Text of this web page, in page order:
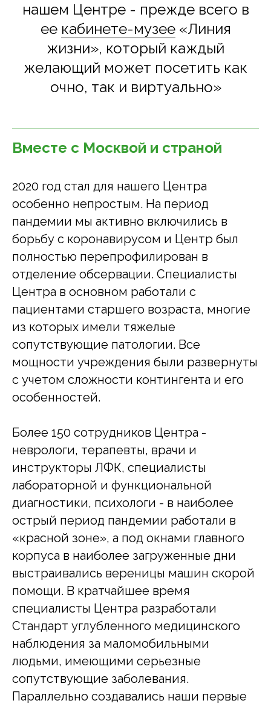
нашем Центре - прежде всего в
ее кабинете-музее«Линия
жизни», который каждый
желающий может посетить как
очно, так и виртуально»
Вместе с Москвой и страной
2020 год стал для нашего Центра
особенно непростым. На период
пандемии мы активно включились в
борьбу с коронавирусом и Центр был
полностью перепрофилирован в
отделение обсервации. Специалисты
Центра в основном работали с
пациентами старшего возраста, многие
из которых имели тяжелые
сопутствующие патологии. Все
мощности учреждения были развернуты
с учетом сложности контингента и его
особенностей.
Более 150 сотрудников Центра -
неврологи, терапевты, врачи и
инструкторы ЛФК, специалисты
лабораторной и функциональной
диагностики, психологи - в наиболее
острый период пандемии работали в
«красной зоне», а под окнами главного
корпуса в наиболее загруженные дни
выстраивались вереницы машин скорой
помощи. В кратчайшее время
специалисты Центра разработали
Стандарт углубленного медицинского
наблюдения за маломобильными
людьми, имеющими серьезные
сопутствующие заболевания.
Параллельно создавались наши первые